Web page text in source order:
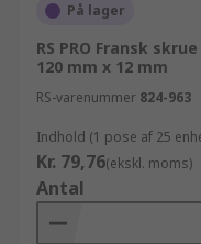
På lager
RS PRO Fransk
120 mm x 12 mm
RS-varenummer 824-963
Indhold (1 pose af 25
Kr. 79,76(ekskl. moms)
Antal